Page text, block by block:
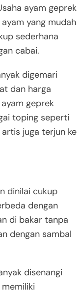
ayam geprek
yang mudah
sederhana
cabai.
digemari
dan harga
geprek
toping seperti
juga terjun ke
dinilai cukup
dengan
di bakar tanpa
dengan sambal
disenangi